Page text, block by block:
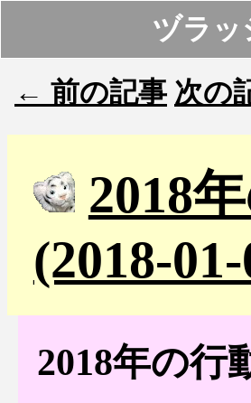
ヅラッ
← 前の記事 次の
2018
(2018-
2018年の行